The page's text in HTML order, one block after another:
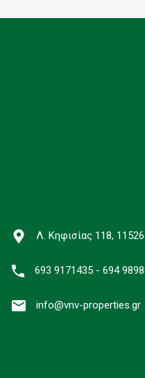
Λ. Κηφισίας 118,
693 9171435 - 694
info@vnv-properties.gr